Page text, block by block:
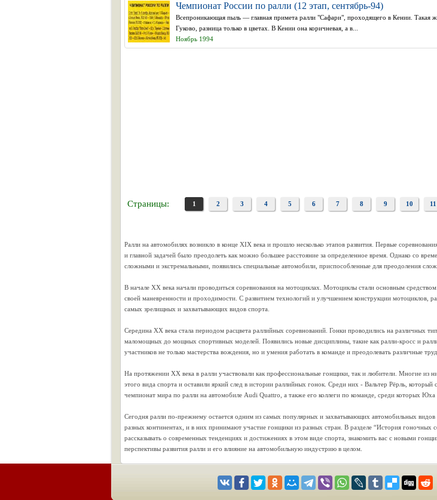
Чемпионат России по ралли (12 этап, сентябрь-94)
Всепроникающая пыль — главная примета ралли "Сафари", проходящего в Кении. Такая
Гуково, разница только в цветах. В Кении она коричневая, а в...
Ноябрь 1994
Страницы: 1 2 3 4 5 6 7 8 9 10 11
Ралли на автомобилях возникло в конце XIX века и прошло несколько этапов развития. Первые
и главной задачей было преодолеть как можно большее расстояние за определенное время. Однако со
сложными и экстремальными, появились специальные автомобили, приспособленные для преодоления
В начале XX века начали проводиться соревнования на мотоциклах. Мотоциклы стали основным
своей маневренности и проходимости. С развитием технологий и улучшением конструкции мотоциклов,
самых зрелищных и захватывающих видов спорта.
Середина XX века стала периодом расцвета раллийных соревнований. Гонки проводились на различных
маломощных до мощных спортивных моделей. Появились новые дисциплины, такие как ралли-кросс и
участников не только мастерства вождения, но и умения работать в команде и преодолевать различные
На протяжении XX века в ралли участвовали как профессиональные гонщики, так и любители. Многие из
этого вида спорта и оставили яркий след в истории раллийных гонок. Среди них - Вальтер Рёрль,
чемпионат мира по ралли на автомобиле Audi Quattro, а также его коллеги по команде, среди которых
Сегодня ралли по-прежнему остается одним из самых популярных и захватывающих автомобильных видов
разных континентах, и в них принимают участие гонщики из разных стран. В разделе “История гоночных
рассказывать о современных тенденциях и достижениях в этом виде спорта, знакомить вас с новыми
перспективы развития ралли и его влияние на автомобильную индустрию в целом.